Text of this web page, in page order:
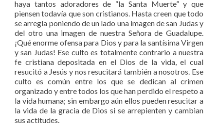
haya tantos adoradores de “la Santa Muerte” y que
piensen todavía que son cristianos. Hasta creen que todo
se arregla poniendo de un lado una imagen de san Judas y
del otro una imagen de nuestra Señora de Guadalupe.
¡Qué enorme ofensa para Dios y para la santísima Virgen
y san Judas! Ese culto es totalmente contrario a nuestra
fe cristiana depositada en el Dios de la vida, el cual
resucitó a Jesús y nos resucitará también a nosotros. Ese
culto es común entre los que se dedican al crimen
organizado y entre todos los que han perdido el respeto a
la vida humana; sin embargo aún ellos pueden resucitar a
la vida de la gracia de Dios si se arrepienten y cambian
sus actitudes.